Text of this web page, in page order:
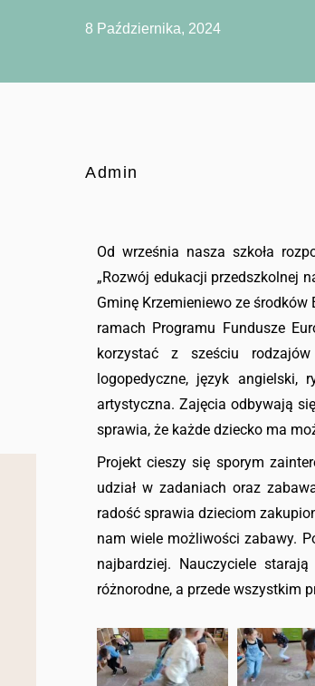
8 Października, 2024
Admin
Od września nasza szkoła
„Rozwój edukacji przedszkolnej
Gminę Krzemieniewo ze środków
ramach Programu Fundusze
korzystać z sześciu
logopedyczne, język angielski,
artystyczna. Zajęcia odbywają
sprawia, że każde dziecko ma
Projekt cieszy się sporym
udział w zadaniach oraz
radość sprawia dzieciom
nam wiele możliwości zabawy.
najbardziej. Nauczyciele
różnorodne, a przede wszystkim